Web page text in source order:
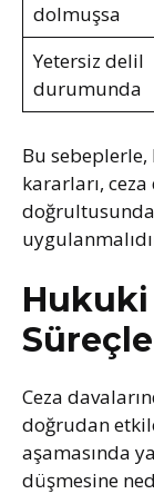
dolmuşsa
Yetersiz delil
durumunda
Bu sebeplerle,
kararları,
Hukuki
Ceza
doğrudan
aşamasında
düşmesine